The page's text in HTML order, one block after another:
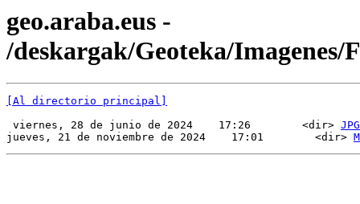
geo.araba.eus -
/deskargak/Geoteka/Imagenes/
[Al directorio principal]
viernes, 28 de junio de 2024    17:26        <dir> JPG
jueves, 21 de noviembre de 2024    17:01        <dir>